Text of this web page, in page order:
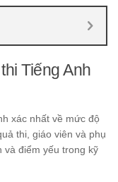
Tiếng Anh
xác nhất về mức độ
thi, giáo viên và phụ
và điểm yếu trong kỹ